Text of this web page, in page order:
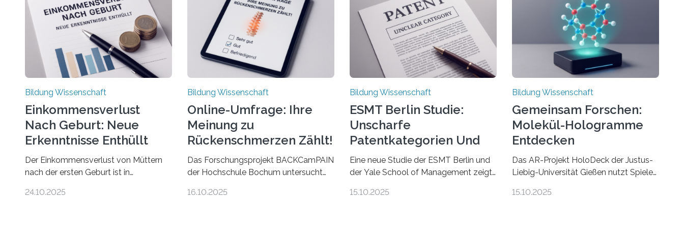
Bildung Wissenschaft
Einkommensverlust
Nach Geburt: Neue
Erkenntnisse Enthüllt
Der Einkommensverlust von Müttern
nach der ersten Geburt ist in
als bisher angenommen. Mütter
24.10.2025
Bildung Wissenschaft
Online-Umfrage: Ihre
Meinung zu
Rückenschmerzen Zählt!
Das Forschungsprojekt BACKCamPAIN
der Hochschule Bochum untersucht
rund um Rückenschmerzen.
16.10.2025
Bildung Wissenschaft
ESMT Berlin Studie:
Unscharfe
Patentkategorien Und
Ihre Wirkung
Eine neue Studie der ESMT Berlin und
der Yale School of Management zeigt,
abgegrenzten, sich überlappenden
15.10.2025
Bildung Wissenschaft
Gemeinsam Forschen:
Molekül-Hologramme
Entdecken
Das AR-Projekt HoloDeck der Justus-
Liebig-Universität Gießen nutzt Spiele-
vor allem aus Computer- und
15.10.2025